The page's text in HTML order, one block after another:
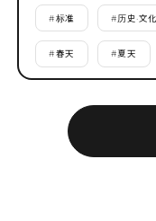
#标准 #历史·文化
#春天 #夏天